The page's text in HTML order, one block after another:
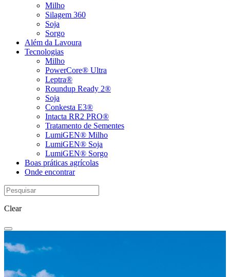
Milho
Silagem 360
Soja
Sorgo
Além da Lavoura
Tecnologias
Milho
PowerCore® Ultra
Leptra®
Roundup Ready 2®
Soja
Conkesta E3®
Intacta RR2 PRO®
Tratamento de Sementes
LumiGEN® Milho
LumiGEN® Soja
LumiGEN® Sorgo
Boas práticas agrícolas
Onde encontrar
Clear